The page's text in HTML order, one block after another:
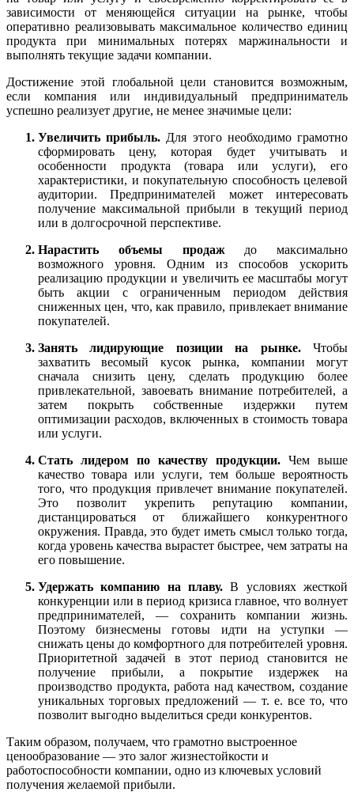
зависимости от меняющейся ситуации на рынке, чтобы
оперативно реализовывать максимальное количество единиц
продукта при минимальных потерях маржинальности и
выполнять текущие задачи компании.
Достижение этой глобальнойцели становится возможным,
если компания или индивидуальный предприниматель
успешно реализует другие, не менее значимые цели:
Увеличить прибыль. Для этого необходимо грамотно
сформировать цену, которая будет учитывать и
особенности продукта (товара или услуги), его
характеристики, и покупательную способность целевой
аудитории. Предпринимателей может интересовать
получение максимальной прибыли в текущий период
или в долгосрочной перспективе.
Нарастить объемы продаж до максимально
возможного уровня.
Одним из способов ускорить
реализацию продукции и увеличить ее масштабы могут
быть акции с ограниченным периодом действия
сниженных цен, что, как правило, привлекает внимание
покупателей.
Занять лидирующие позиции на рынке. Чтобы
захватить весомый кусок рынка, компании могут
сначала снизить цену, сделать продукцию более
привлекательной, завоевать внимание потребителей, а
затем покрыть собственные издержки путем
оптимизации расходов, включенных в стоимость товара
или услуги.
Стать лидером по качеству продукции. Чем выше
качество товара или услуги, тем больше вероятность
того, что продукция привлечет внимание покупателей.
Это позволит укрепить репутацию компании,
дистанцироваться от ближайшего конкурентного
окружения. Правда, это будет иметь смысл только тогда,
когда уровень качества вырастет быстрее, чем затраты на
его повышение.
Удержать компанию на плаву.В
условиях жесткой
конкуренции или в период кризиса главное, что волнует
предпринимателей, — сохранить компании жизнь.
Поэтому бизнесмены готовы идти на уступки —
снижать цены до комфортного для потребителей уровня.
Приоритетнойзадачей в этот период становится не
получение прибыли, а покрытие издержек на
производство продукта, работа над качеством, создание
уникальных торговых предложений — т. е. все то, что
позволит выгодно выделиться среди конкурентов.
Таким образом, получаем, что грамотно выстроенное
ценообразование — это залог жизнестойкости и
работоспособности компании, одно из ключевых условий
получения желаемой прибыли.